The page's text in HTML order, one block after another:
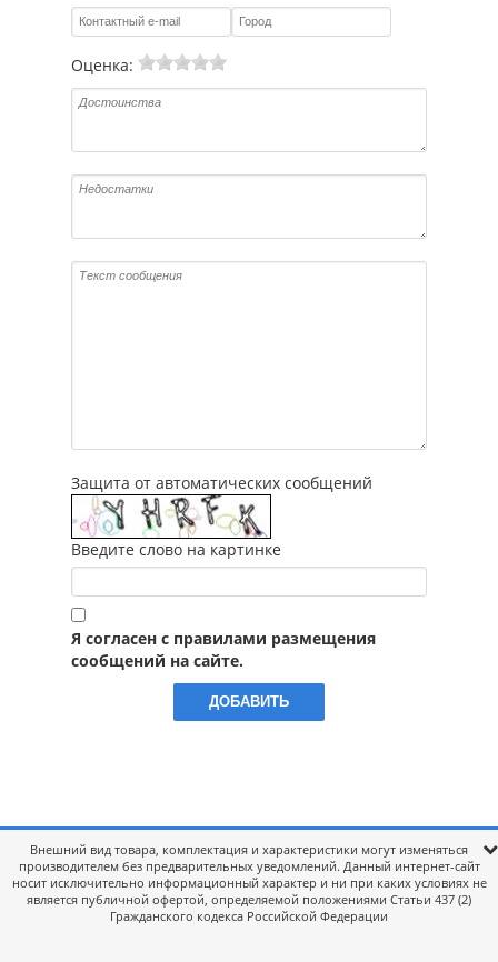
Оценка:
Защита от автоматических сообщений
Введите слово на картинке
Я согласен с правилами размещения
сообщений на сайте.
Внешний вид товара, комплектация и характеристики могут изменяться
производителем без предварительных уведомлений. Данный интернет-сайт
носит исключительно информационный характер и ни при каких условиях не
является публичной офертой, определяемой положениями Статьи 437 (2)
Гражданского кодекса Российской Федерации